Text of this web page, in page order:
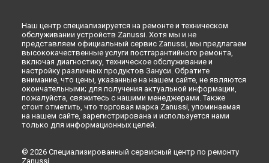
Замена шнура питания морозильной камеры Zanussi в
Оренбурге
Замена шнура питания морозильной камеры Zanussi в
Кемерово
Замена шнура питания морозильной камеры Zanussi в
Новокузнецке
Замена шнура питания морозильной камеры Zanussi в
Рязани
Замена шнура питания морозильной камеры Zanussi в
Замена шнура питания морозильной камеры Zanussi в
Наш центр специализируется на ремонте и техническом
обслуживании устройств Zanussi. Хотя мы и не
представляем официальный сервис Zanussi, мы предлагаем
высококачественные услуги постгарантийного ремонта,
включая диагностику, техническое обслуживание и
настройку различных продуктов Зануси. Обратите
внимание, что цены, указанные на нашем сайте, не являются
окончательными; для получения актуальной информации,
пожалуйста, свяжитесь с нашими менеджерами. Также
стоит отметить, что торговая марка Zanussi, упоминаемая
на нашем сайте, зарегистрирована и используется нами
только для информационных целей.
© 2026 Специализированный сервисный центр по ремонту
Zanussi.